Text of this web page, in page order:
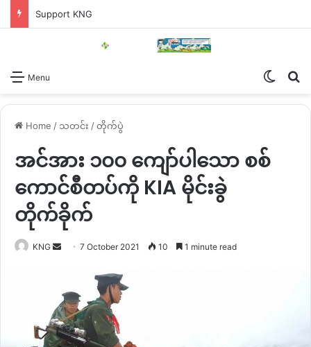
Support KNG
Menu
Home / သတင်း /တိုက်ပွဲ
အင်အား ၁၀၀ ကျော်ပါသော စစ်
ကောင်စီတပ်ကို KIA မိုင်းခွဲ
တိုက်ခိုက်
KNG
Send7 October 2021 10 1 minute read